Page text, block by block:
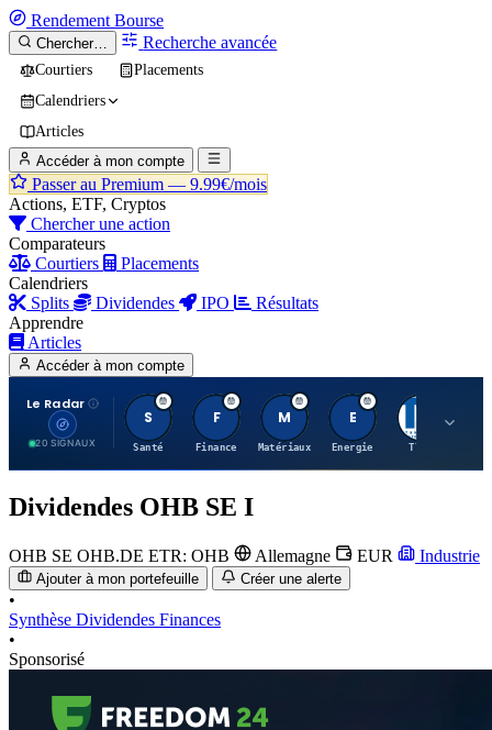
Rendement Bourse
Chercher… Recherche avancée
Courtiers
Placements
Calendriers
Articles
Accéder à mon compte
Passer au Premium — 9.99€/mois
Actions, ETF, Cryptos
Chercher une action
Comparateurs
Courtiers
Placements
Calendriers
Splits
Dividendes IPO
Résultats
Apprendre
Articles
Accéder à mon compte
Le Radar
20 SIGNAUX
S
Santé
F
Finance
M
Matériaux
E
Energie TTWO
Dividendes OHB SE I
OHB SE OHB.DE ETR: OHB Allemagne EUR Industrie
Ajouter à mon portefeuille Créer une alerte
•
Synthèse Dividendes Finances
•
Sponsorisé